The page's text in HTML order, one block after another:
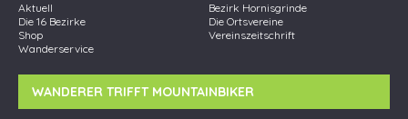
Aktuell
Bezirk Hornisgrinde
Die 16 Bezirke
Die Ortsvereine
Shop
Vereinszeitschrift
Wanderservice
WANDERER TRIFFT MOUNTAINBIKER